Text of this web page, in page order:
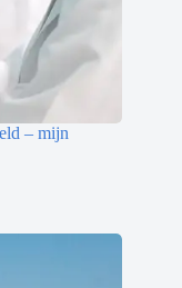
– mijn